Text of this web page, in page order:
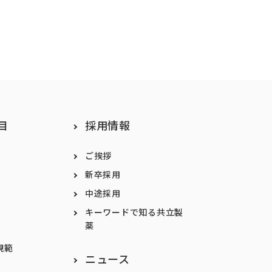
範
採用情報
ご挨拶
新卒採用
中途採用
キーワードで知る共立製
薬
ニュース